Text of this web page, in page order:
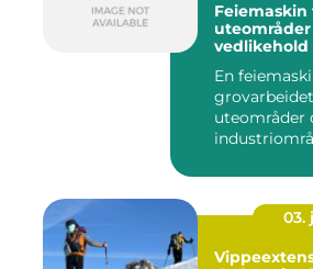
Feiemaskin
uteområder valg, bruk og
vedlikehold
En
uteområder
03.